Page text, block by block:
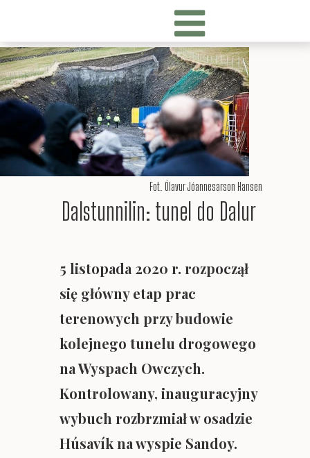
Dalstunnilin: tunel do Dalur
5 listopada 2020 r. rozpoczął
się główny etap prac
terenowych przy budowie
kolejnego tunelu drogowego
na Wyspach Owczych.
Kontrolowany, inauguracyjny
wybuch rozbrzmiał w osadzie
Húsavík na wyspie Sandoy.
Fot. Ólavur Jóannesarson Hansen